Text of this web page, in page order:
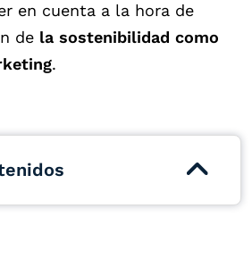
en cuenta a la hora de
de la sostenibilidad como
.